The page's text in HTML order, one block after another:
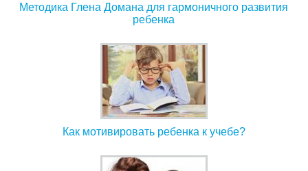
Методика Глена Домана для гармоничного развития
ребенка
Как мотивировать ребенка к учебе?